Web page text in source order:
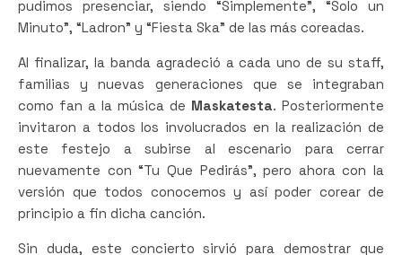
pudimos presenciar, siendo “Simplemente”, “Solo un
Minuto”, “Ladron” y “Fiesta Ska” de las más coreadas.
Al finalizar, la banda agradeció a cada uno de su staff,
familias y nuevas generaciones que se integraban
como fan a la música de Maskatesta. Posteriormente
invitaron a todos los involucrados en la realización de
este festejo a subirse al escenario para cerrar
nuevamente con “Tu Que Pedirás”, pero ahora con la
versión que todos conocemos y así poder corear de
principio a fin dicha canción.
Sin duda, este concierto sirvió para demostrar que